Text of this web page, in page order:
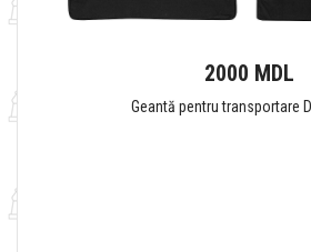
2000 MDL
Geantă pentru transportare